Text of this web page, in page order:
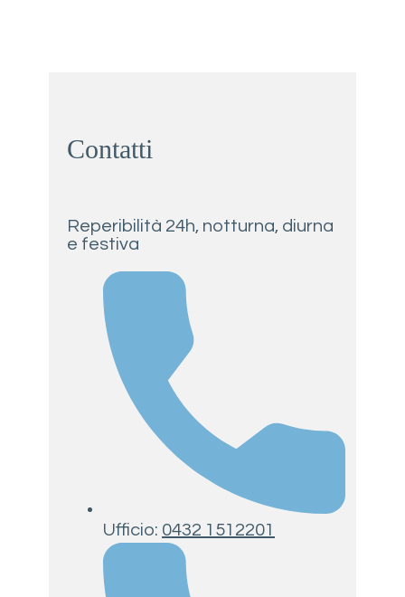
Contatti
Reperibilità 24h,​ notturna, diurna
e festiva
Ufficio: 0432 1512201